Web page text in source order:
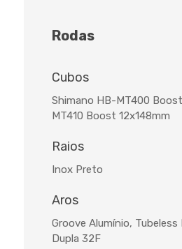
Rodas
Cubos
Shimano HB-MT400
MT410 Boost 12x148mm
Raios
Inox Preto
Aros
Groove Alumínio, Tubeless
Dupla 32F